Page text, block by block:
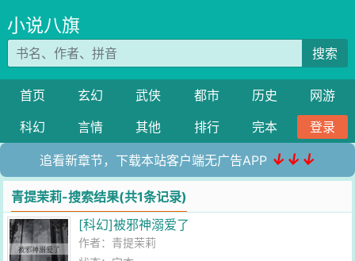
小说八旗
搜索
首页 玄幻 武侠 都市 历史
网游
科幻
言情 其他 排行 完本 登录
追看新章节，下载本站客户端无广告APP ↓↓↓
青提茉莉-搜索结果(共1条记录)
[科幻]被邪神溺爱了
作者： 青提茉莉